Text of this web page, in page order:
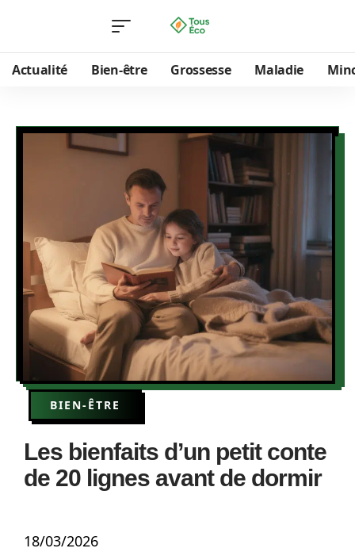
Actualité Bien-être Grossesse Maladie
BIEN-ÊTRE
Les bienfaits d’un petit conte
de 20 lignes avant de dormir
18/03/2026